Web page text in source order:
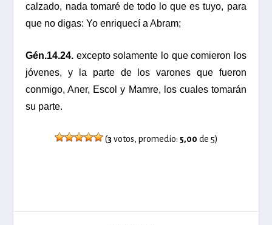
calzado, nada tomaré de todo lo que es tuyo, para
que no digas: Yo enriquecí a Abram;
Gén.14.24. excepto solamente lo que comieron los
jóvenes, y la parte de los varones que fueron
conmigo, Aner, Escol y Mamre, los cuales tomarán
su parte.
(3 votos, promedio: 5,00 de 5)